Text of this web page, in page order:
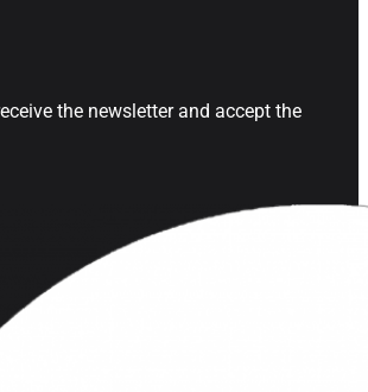
the newsletter and accept the